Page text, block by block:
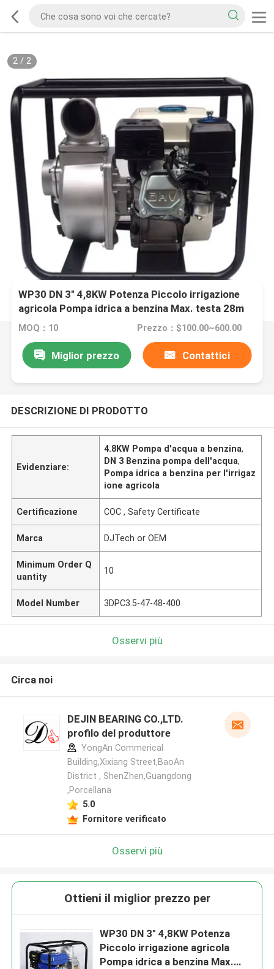
2/ 2
WP30 DN 3" 4,8KW Potenza Piccolo irrigazione
agricola Pompa idrica a benzina Max. testa 28m
MOQ：10 Prezzo：$100.00~600.00
Miglior prezzo Contattici
DESCRIZIONE DI PRODOTTO
Evidenziare:
4.8KW Pompa d'acqua a benzina,
DN 3 Benzina pompa dell'acqua,
Pompa idrica a benzina per l'irrigaz
ione agricola
Certificazione COC , Safety Certificate
Marca DJTech or OEM
Minimum Order Q
uantity
10
Model Number 3DPC3.5-47-48-400
Osservi più
Circa noi
DEJIN BEARING CO.,LTD.
profilo del produttore
YongAn Commerical
Building,Xixiang Street,BaoAn
District , ShenZhen,Guangdong
,Porcellana
5.0
Fornitore verificato
Osservi più
Ottieni il miglior prezzo per
WP30 DN 3" 4,8KW Potenza
Piccolo irrigazione agricola
Pompa idrica a benzina Max.